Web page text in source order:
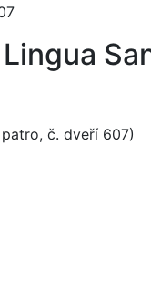
č. dveří 607)